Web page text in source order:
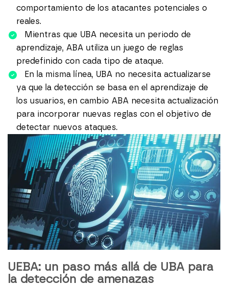
comportamiento de los atacantes potenciales o
reales.
Mientras que UBA necesita un periodo de
aprendizaje, ABA utiliza un juego de reglas
predefinido con cada tipo de ataque.
En la misma línea, UBA no necesita actualizarse
ya que la detección se basa en el aprendizaje de
los usuarios, en cambio ABA necesita actualización
para incorporar nuevas reglas con el objetivo de
detectar nuevos ataques.
UEBA: un paso más allá de UBA para
la detección de amenazas